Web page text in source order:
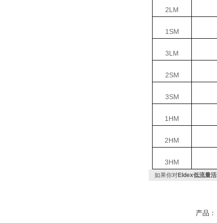
2LM
1SM
3LM
2SM
3SM
1HM
2HM
3HM
如果你对Eldex低流量
产品：